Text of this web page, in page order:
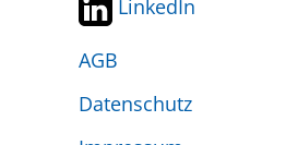
LinkedIn
AGB
Datenschutz